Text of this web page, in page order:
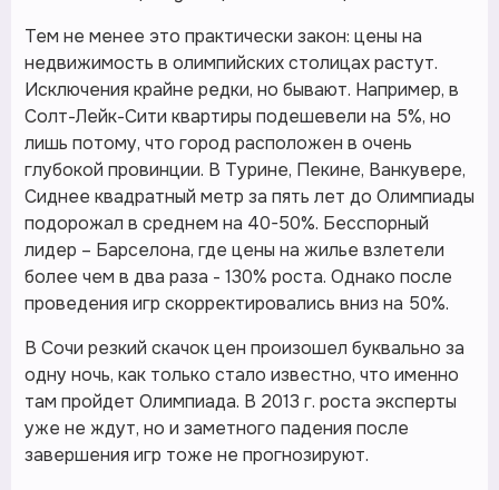
Тем не менее это практически закон: цены на
недвижимость в олимпийских столицах растут.
Исключения крайне редки, но бывают. Например, в
Солт-Лейк-Сити квартиры подешевели на 5%, но
лишь потому, что город расположен в очень
глубокой провинции. В Турине, Пекине, Ванкувере,
Сиднее квадратный метр за пять лет до Олимпиады
подорожал в среднем на 40-50%. Бесспорный
лидер – Барселона, где цены на жилье взлетели
более чем в два раза - 130% роста. Однако после
проведения игр скорректировались вниз на 50%.
В Сочи резкий скачок цен произошел буквально за
одну ночь, как только стало известно, что именно
там пройдет Олимпиада. В 2013 г. роста эксперты
уже не ждут, но и заметного падения после
завершения игр тоже не прогнозируют.